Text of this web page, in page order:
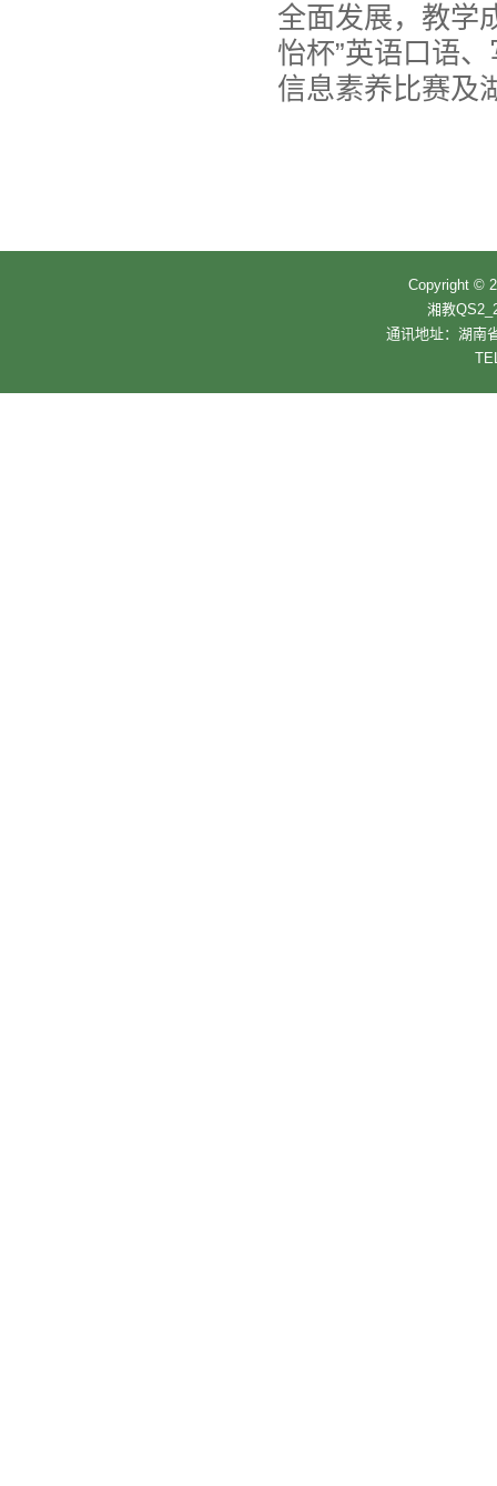
全面发展，教学
怡杯”英语口语
信息素养比赛及
Copyright ©
湘教
通讯地址：湖南